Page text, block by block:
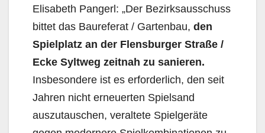
Elisabeth Pangerl: „Der Bezirksausschuss
bittet das Baureferat / Gartenbau, den
Spielplatz an der Flensburger Straße /
Ecke Syltweg zeitnah zu sanieren.
Insbesondere ist es erforderlich, den seit
Jahren nicht erneuerten Spielsand
auszutauschen, veraltete Spielgeräte